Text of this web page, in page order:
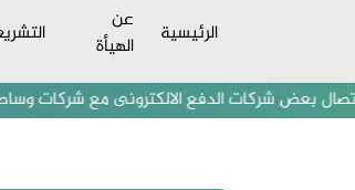
الرئيسية
عن
الهيأة
شركات الدفع الالكترونى مع شركات وساطة